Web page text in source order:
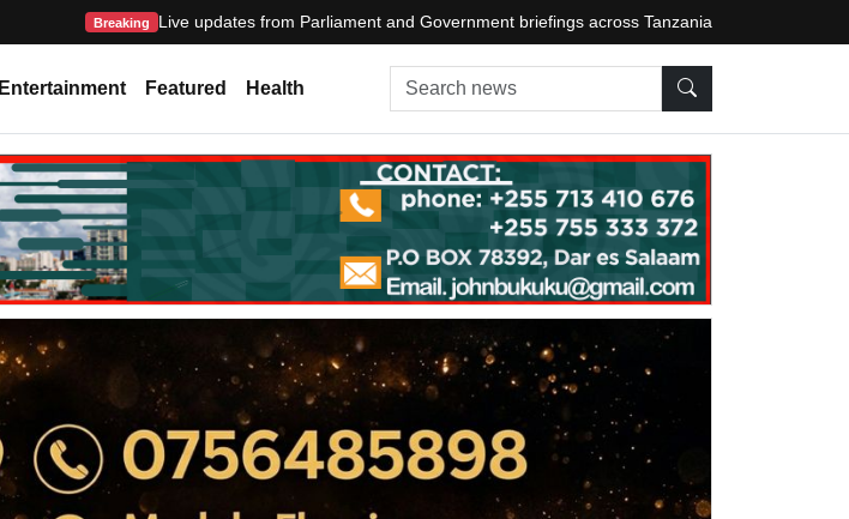
Breaking Live updates from Parliament and Government briefings across Tanzania
Entertainment Featured Health Search news